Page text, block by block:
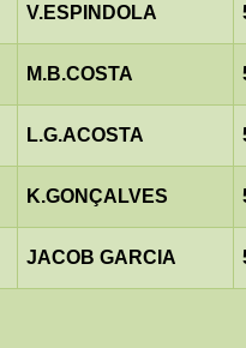
V.ESPINDOLA
M.B.COSTA
L.G.ACOSTA
K.GONÇALVES
JACOB GARCIA